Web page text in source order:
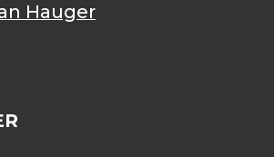
Hauger